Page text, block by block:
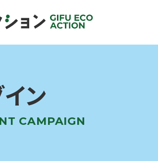
ン
CAMPAIGN